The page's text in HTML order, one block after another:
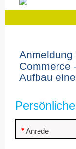
Anmeldung
|
Commerce
Anmeldung
Commerce
Aufbau
Anrede